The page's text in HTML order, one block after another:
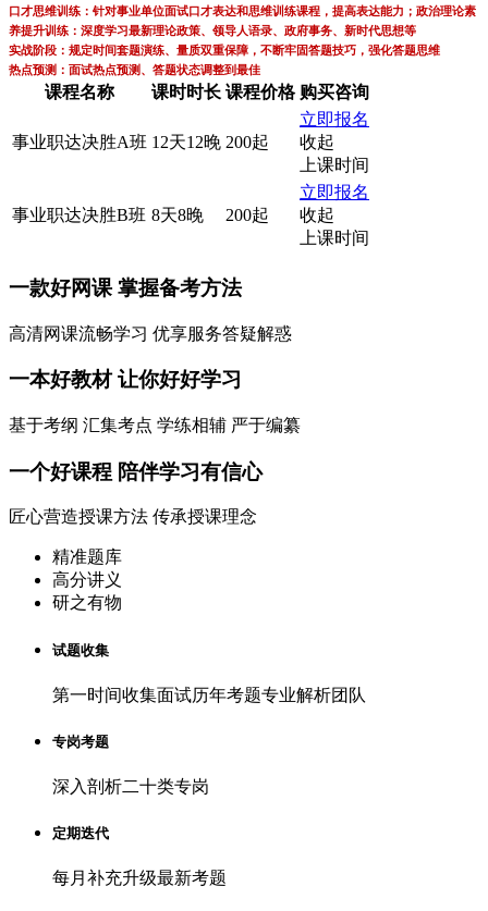
口才思维训练：针对事业单位面试口才表达和思维训练课程，提高表达能力；政治理论素
养提升训练：深度学习最新理论政策、领导人语录、政府事务、新时代思想等
实战阶段：规定时间套题演练、量质双重保障，不断牢固答题技巧，强化答题思维
热点预测：面试热点预测、答题状态调整到最佳
课程名称 课时时长 课程价格 购买咨询
事业职达决胜A班 12天12晚 200起
立即报名
收起
上课时间
事业职达决胜B班 8天8晚 200起
立即报名
收起
上课时间
一款好网课 掌握备考方法
高清网课流畅学习 优享服务答疑解惑
一本好教材让你好好学习
基于考纲 汇集考点 学练相辅 严于编纂
一个好课程 陪伴学习有信心
匠心营造授课方法 传承授课理念
精准题库
高分讲义
研之有物
试题收集
第一时间收集面试历年考题专业解析团队
专岗考题
深入剖析二十类专岗
定期迭代
每月补充升级最新考题